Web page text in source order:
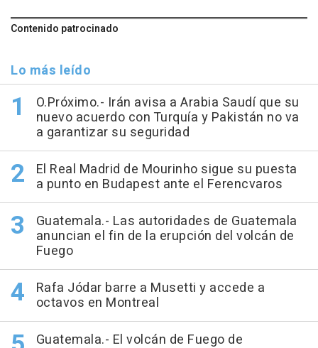
Contenido patrocinado
Lo más leído
O.Próximo.- Irán avisa a Arabia Saudí que su
nuevo acuerdo con Turquía y Pakistán no va
a garantizar su seguridad
El Real Madrid de Mourinho sigue su puesta
a punto en Budapest ante el Ferencvaros
Guatemala.- Las autoridades de Guatemala
anuncian el fin de la erupción del volcán de
Fuego
Rafa Jódar barre a Musetti y accede a
octavos en Montreal
Guatemala.- El volcán de Fuego de